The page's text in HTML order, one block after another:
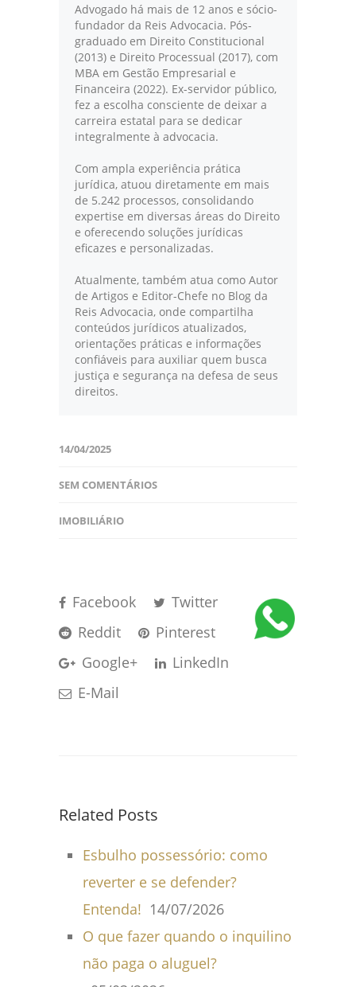
Advogado há mais de 12 anos e sócio-
fundador da Reis Advocacia. Pós-
graduado em Direito Constitucional
(2013) e Direito Processual (2017), com
MBA em Gestão Empresarial e
Financeira (2022). Ex-servidor público,
fez a escolha consciente de deixar a
carreira estatal para se dedicar
integralmente à advocacia.
Com ampla experiência prática
jurídica, atuou diretamente em mais
de 5.242 processos, consolidando
expertise em diversas áreas do Direito
e oferecendo soluções jurídicas
eficazes e personalizadas.
Atualmente, também atua como Autor
de Artigos e Editor-Chefe no Blog da
Reis Advocacia, onde compartilha
conteúdos jurídicos atualizados,
orientações práticas e informações
confiáveis para auxiliar quem busca
justiça e segurança na defesa de seus
direitos.
14/04/2025
SEM COMENTÁRIOS
IMOBILIÁRIO
Facebook
Twitter
Reddit
Pinterest
Google+
LinkedIn
E-Mail
Related Posts
Esbulho possessório: como
reverter e se defender?
Entenda! 14/07/2026
O que fazer quando o inquilino
não paga o aluguel?